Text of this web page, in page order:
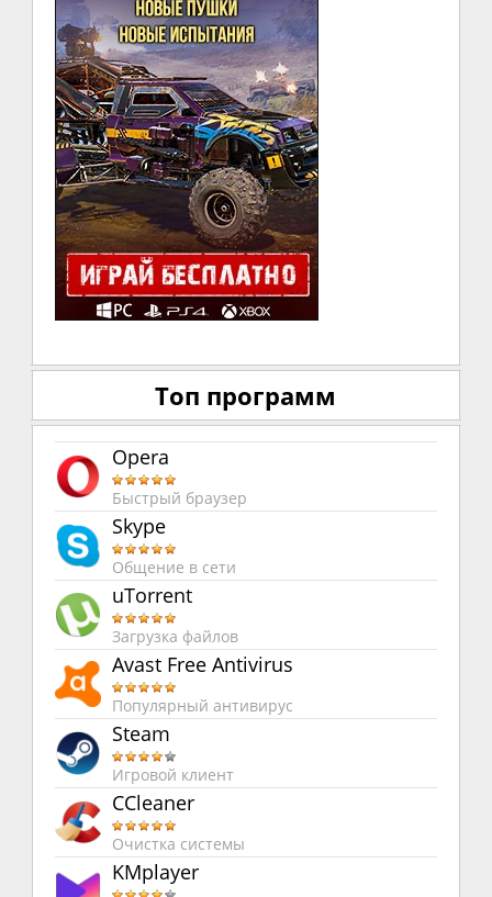
Топ программ
Opera
Быстрый браузер
Skype
Общение в сети
uTorrent
Загрузка файлов
Avast Free Antivirus
Популярный антивирус
Steam
Игровой клиент
CCleaner
Очистка системы
KMplayer